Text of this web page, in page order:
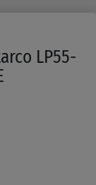
LP55-